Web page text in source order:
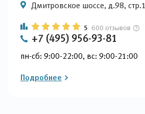
Дмитровское шоссе, д.98, стр.1
5 600 отзывов
+7 (495) 956-93-81
пн-сб: 9:00-22:00, вс: 9:00-21:00
Подробнее